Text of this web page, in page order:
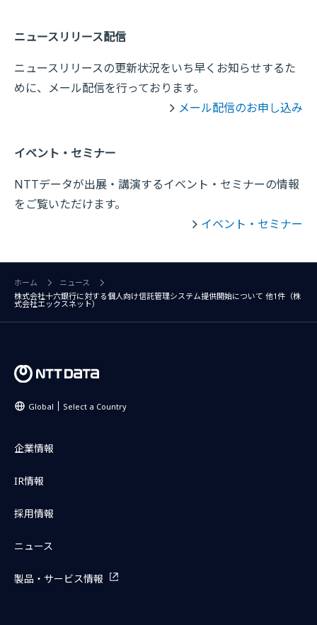
ニュースリリース配信
ニュースリリースの更新状況をいち早くお知らせするた
めに、メール配信を行っております。
メール配信のお申し込み
イベント・セミナー
NTTデータが出展・講演するイベント・セミナーの情報
をご覧いただけます。
イベント・セミナー
ホーム
ニュース
株式会社十六銀行に対する個人向け信託管理システム提供開始について 他1件（株
式会社エックスネット）
Global Select a Country
企業情報
IR情報
採用情報
ニュース
製品・サービス情報